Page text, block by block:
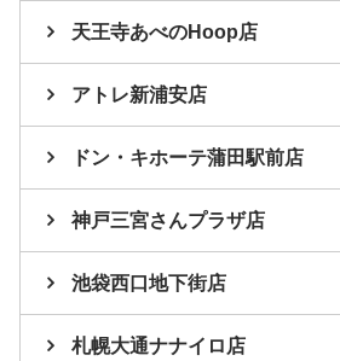
天王寺あべのHoop店
アトレ新浦安店
ドン・キホーテ蒲田駅前店
神戸三宮さんプラザ店
池袋西口地下街店
札幌大通ナナイロ店